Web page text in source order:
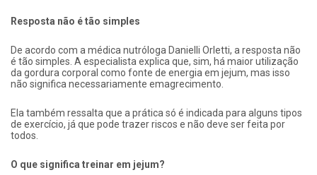
Resposta não é tão simples
De acordo com a médica nutróloga Danielli Orletti, a resposta não
é tão simples. A especialista explica que, sim, há maior utilização
da gordura corporal como fonte de energia em jejum, mas isso
não significa necessariamente emagrecimento.
Ela também ressalta que a prática só é indicada para alguns tipos
de exercício, já que pode trazer riscos e não deve ser feita por
todos.
O que significa treinar em jejum?